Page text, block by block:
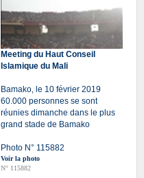
Meeting du Haut Conseil
Islamique du Mali
Bamako, le 10 février 2019
60.000 personnes se sont
réunies dimanche dans le plus
grand stade de Bamako
Photo N° 115882
Voir la photo
N° 115882